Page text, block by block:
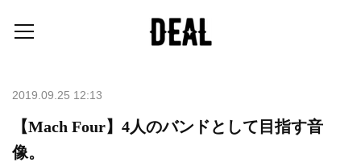
2019.09.25 12:13
【Mach Four】4人のバンドとして目指す音
像。